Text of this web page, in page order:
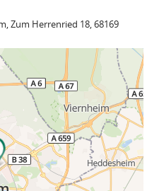
Zum Herrenried 18, 68169